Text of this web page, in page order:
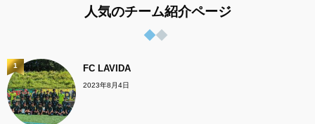
人気のチーム紹介ページ
FC LAVIDA
2023年8月4日
1